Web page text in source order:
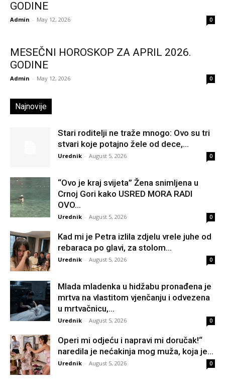
GODINE
Admin - May 12, 2026 0
MESEČNI HOROSKOP ZA APRIL 2026.
GODINE
Admin - May 12, 2026 0
Najnovije
Stari roditelji ne traže mnogo: Ovo su tri
stvari koje potajno žele od dece,...
Urednik - August 5, 2026 0
“Ovo je kraj svijeta” Žena snimljena u
Crnoj Gori kako USRED MORA RADI
OVO...
Urednik - August 5, 2026 0
Kad mi je Petra izlila zdjelu vrele juhe od
rebaraca po glavi, za stolom...
Urednik - August 5, 2026 0
Mlada mladenka u hidžabu pronađena je
mrtva na vlastitom vjenčanju i odvezena
u mrtvačnicu,...
Urednik - August 5, 2026 0
Operi mi odjeću i napravi mi doručak!“
naredila je nećakinja mog muža, koja je...
Urednik - August 5, 2026 0